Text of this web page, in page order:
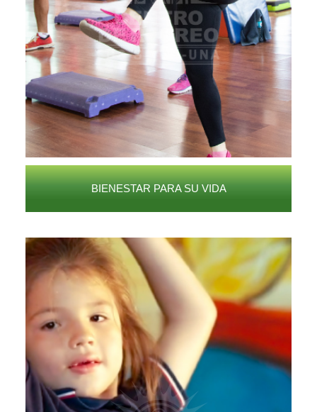
BIENESTAR PARA SU VIDA